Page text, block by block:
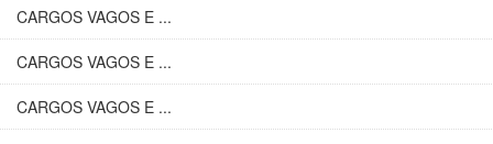
CARGOS VAGOS E ...
CARGOS VAGOS E ...
CARGOS VAGOS E ...